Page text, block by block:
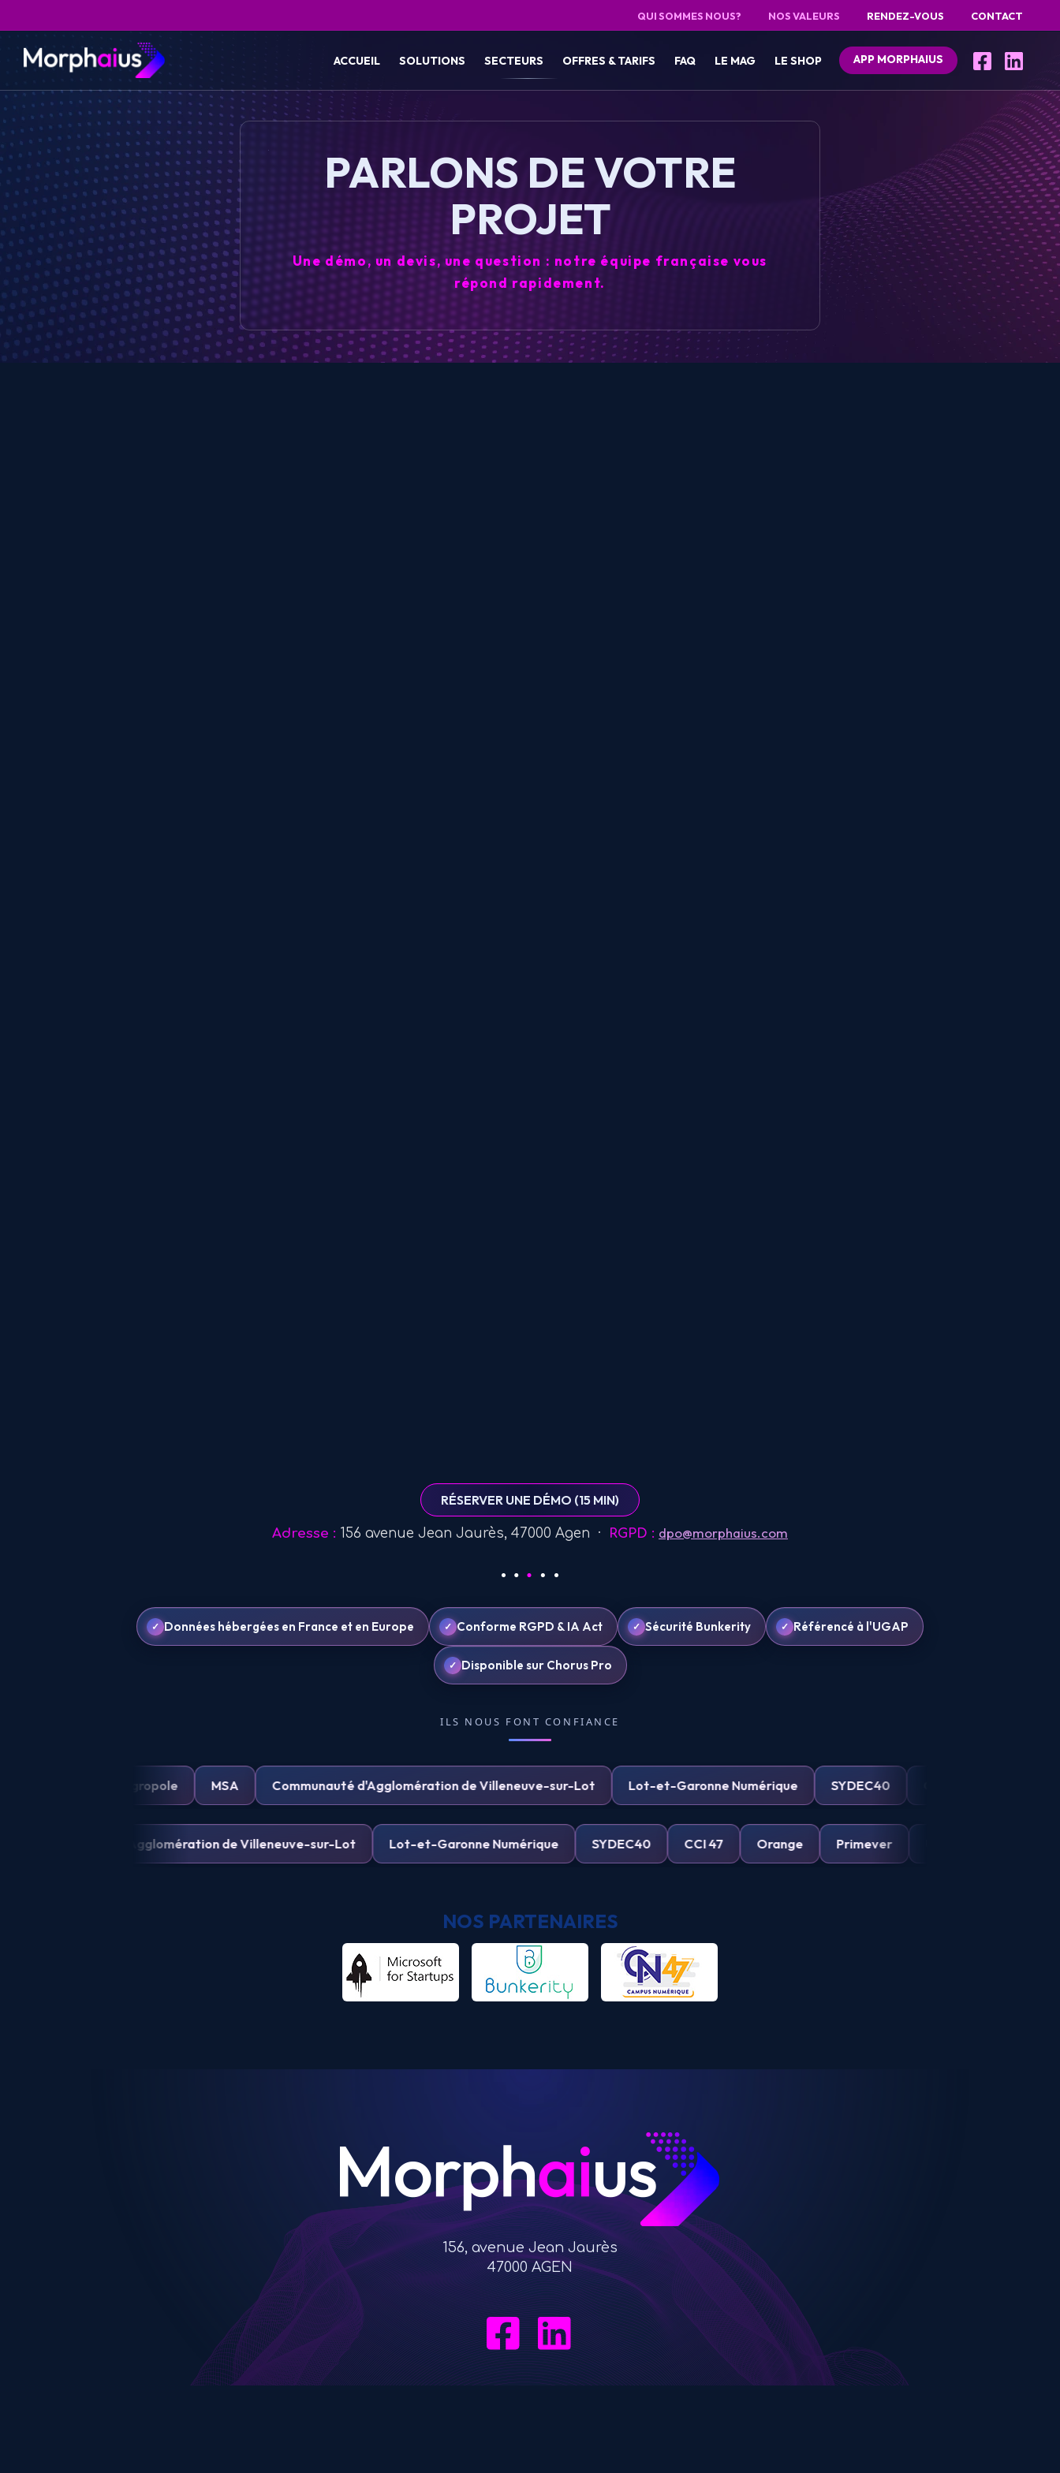
QUI SOMMES NOUS? NOS VALEURS RENDEZ-VOUS CONTACT
ACCUEIL SOLUTIONS SECTEURS OFFRES & TARIFS FAQ LE MAG LE SHOP APP MORPHAIUS
PARLONS DE VOTRE
PROJET
Une démo, un devis, une question : notre équipe française vous
répond rapidement.
RÉSERVER UNE DÉMO (15 MIN)
Adresse : 156 avenue Jean Jaurès, 47000 Agen · RGPD : dpo@morphaius.com
Données hébergées en France et en Europe Conforme RGPD & IA Act Sécurité Bunkerity Référencé à l'UGAP
Disponible sur Chorus Pro
ILS NOUS FONT CONFIANCE
Agropole MSA Communauté d'Agglomération de Villeneuve-sur-Lot Lot-et-Garonne Numérique SYDEC40
Communauté d'Agglomération de Villeneuve-sur-Lot Lot-et-Garonne Numérique SYDEC40 CCI 47 Orange Primever
NOS PARTENAIRES
156, avenue Jean Jaurès
47000 AGEN